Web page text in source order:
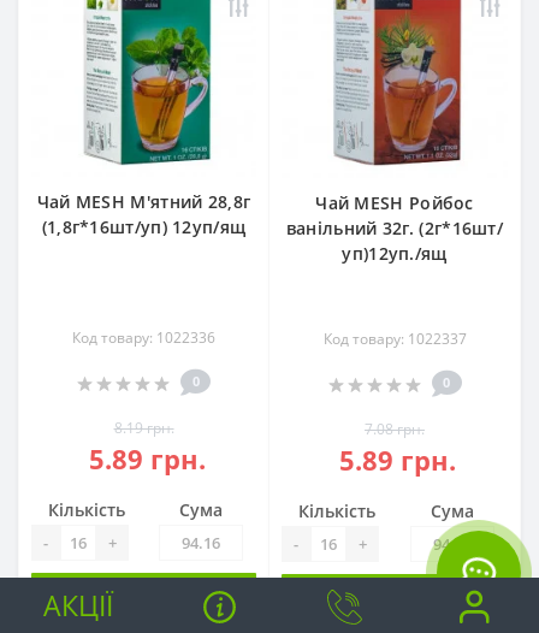
Чай MESH М'ятний 28,8г
(1,8г*16шт/уп) 12уп/ящ
Код товару: 1022336
0
8.19 грн.
5.89 грн.
Кількість
- +
Сума
Чай MESH Ройбос
ванільний 32г. (2г*16шт/
уп)12уп./ящ
Код товару: 1022337
0
7.08 грн.
5.89 грн.
Кількість
- +
Сума
АКЦІЇ